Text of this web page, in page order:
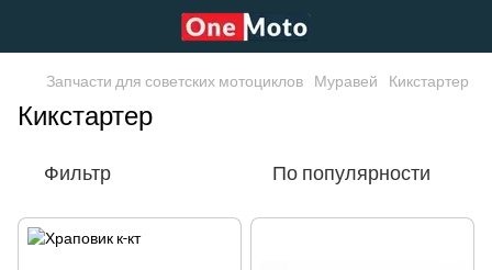
Запчасти для советских мотоциклов Муравей Кикстартер
Кикстартер
Фильтр По популярности